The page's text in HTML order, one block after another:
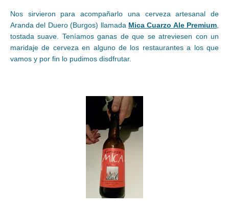
Nos sirvieron para acompañarlo una cerveza artesanal de
Aranda del Duero (Burgos) llamada Mica Cuarzo Ale Premium
tostada suave. Teníamos ganas de que se atreviesen con un
maridaje de cerveza en alguno de los restaurantes a los que
vamos y por fin lo pudimos disdfrutar.